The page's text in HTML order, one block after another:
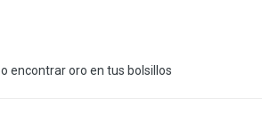
encontrar oro en tus bolsillos